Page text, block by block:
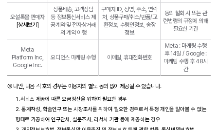
오설록몰 판매자
[상세보기]
상품배송, 고객상담
등 정보통신서비스 제
공계약 및 전자상거래
의 계약 이행
구매자 ID, 성명, 주소, 연락
처, 상품구매/취소/반품/교
환정보, 수령인정보, 송장
정보
동의 철회 시 또는 관
련법령의 규정에 의해
필요한 기간
Meta
Platform Inc,
Google Inc.
오디언스 마케팅 수행 이메일, 휴대전화번호
Meta : 마케팅 수행
후 14일 / Google :
마케팅 수행 후 48시
간
③ 다만, 다음 각 호의 경우는 이용자의 별도 동의 없이 제공될 수 있습니다.
1 .서비스 제공에 따른 요금정산을 위하여 필요한 경우
2. 통계작성, 학술연구 또는 시장조사를 위하여 필요한 경우로서 특정 개인을 알아볼 수 없는
형태로 가공하여 연구단체, 설문조사, 리서치 기관 등에 제공하는 경우